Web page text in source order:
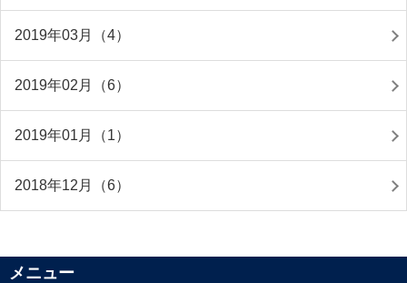
2019年03月（4）
2019年02月（6）
2019年01月（1）
2018年12月（6）
メニュー